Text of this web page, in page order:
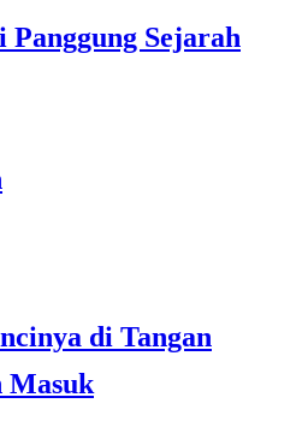
Sejarah
Masuk